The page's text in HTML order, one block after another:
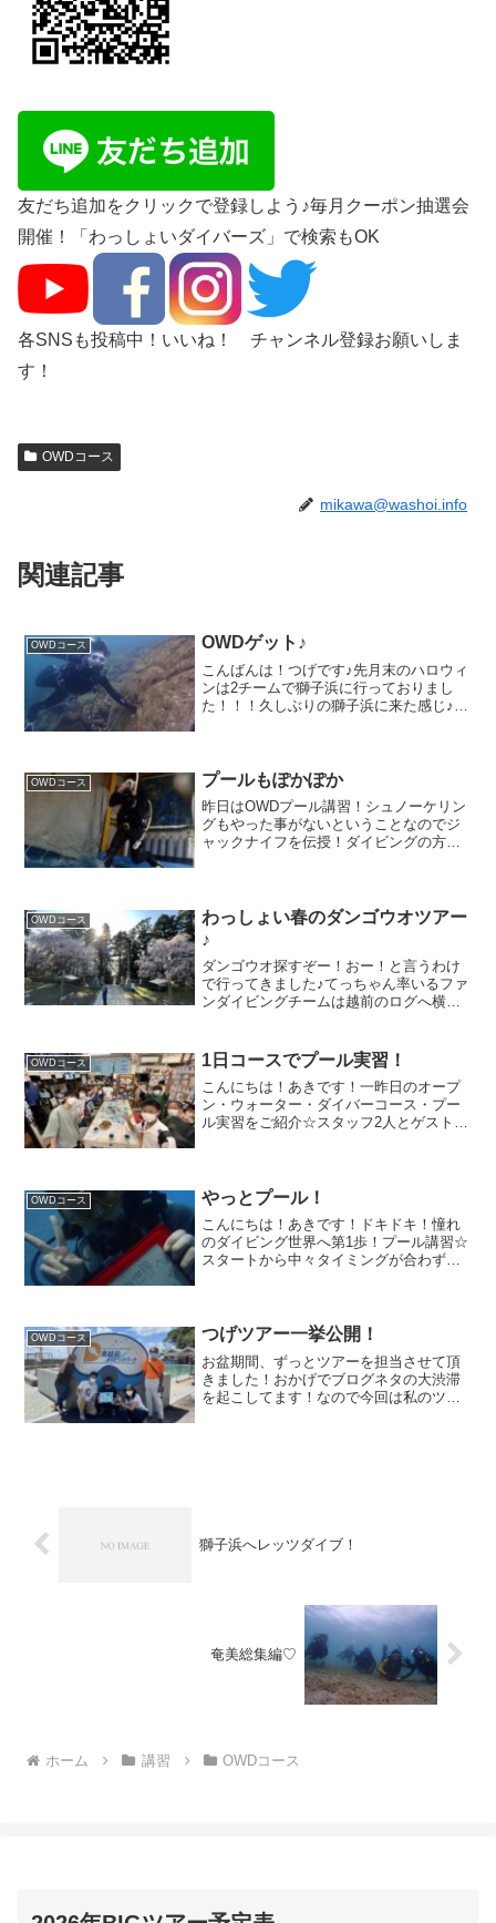
友だち追加をクリックで登録しよう♪毎月クーポン抽選会
開催！「わっしょいダイバーズ」で検索もOK
各SNSも投稿中！いいね！ チャンネル登録お願いしま
す！
OWDコース
mikawa@washoi.info
関連記事
OWDコース OWDゲット♪
こんばんは！つげです♪先月末のハロウィ
ンは2チームで獅子浜に行っておりまし
た！！！久しぶりの獅子浜に来た感じ♪富
イブ目は生物を探...
OWDコース プールもぽかぽか
昨日はOWDプール講習！シュノーケリン
グもやった事がないということなのでジ
ャックナイフを伝授！ダイビングの方も
す！横田が...
OWDコース
わっしょい春のダンゴウオツアー
♪
ダンゴウオ探すぞー！おー！と言うわけ
で行ってきました♪てっちゃん率いるファ
ンダイビングチームは越前のログへ横田
ショット(o^^o)水温12-13度 透明度6メー
トルく...
OWDコース 1日コースでプール実習！
こんにちは！あきです！一昨日のオープ
ン・ウォーター・ダイバーコース・プー
ル実習をご紹介☆スタッフ2人とゲスト5
場の同僚で一緒にダイ...
OWDコース やっとプール！
こんにちは！あきです！ドキドキ！憧れ
のダイビング世界へ第1歩！プール講習☆
スタートから中々タイミングが合わずや
習！深場にも初挑戦！...
OWDコース つげツアー一挙公開！
お盆期間、ずっとツアーを担当させて頂
きました！おかげでブログネタの大渋滞
を起こしてます！なので今回は私のツア
獅子浜へレッツダイブ！
奄美総集編♡
ホーム 講習 OWDコース